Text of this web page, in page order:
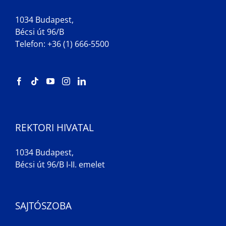
1034 Budapest,
Bécsi út 96/B
Telefon: +36 (1) 666-5500
REKTORI HIVATAL
1034 Budapest,
Bécsi út 96/B I-II. emelet
SAJTÓSZOBA